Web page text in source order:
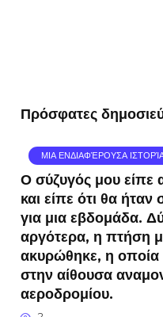
Πρόσφατες
ΜΙΑ ΕΝΔΙΑΦΈΡΟΥΣΑ
Ο σύζυγός μου είπε
και είπε ότι θα ήταν
για μια εβδομάδα.
αργότερα, η πτήση
ακυρώθηκε, η οποία
στην αίθουσα
αεροδρομίου.